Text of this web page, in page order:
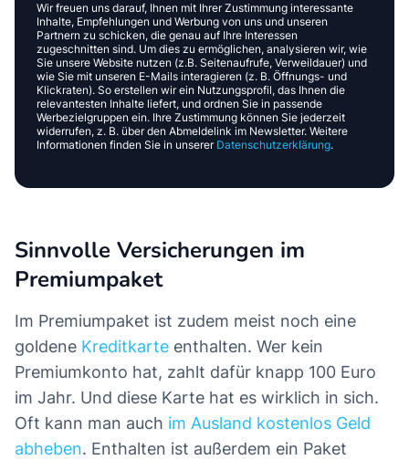
Wir freuen uns darauf, Ihnen mit Ihrer Zustimmung interessante
Inhalte, Empfehlungen und Werbung von uns und unseren
Partnern zu schicken, die genau auf Ihre Interessen
zugeschnitten sind. Um dies zu ermöglichen, analysieren wir, wie
Sie unsere Website nutzen (z.B. Seitenaufrufe, Verweildauer) und
wie Sie mit unseren E-Mails interagieren (z. B. Öffnungs- und
Klickraten). So erstellen wir ein Nutzungsprofil, das Ihnen die
relevantesten Inhalte liefert, und ordnen Sie in passende
Werbezielgruppen ein. Ihre Zustimmung können Sie jederzeit
widerrufen, z. B. über den Abmeldelink im Newsletter. Weitere
Informationen finden Sie in unserer Datenschutzerklärung.
Sinnvolle Versicherungen im
Premiumpaket
Im Premiumpaket ist zudem meist noch eine
goldene Kreditkarte enthalten. Wer kein
Premiumkonto hat, zahlt dafür knapp 100 Euro
im Jahr. Und diese Karte hat es wirklich in sich.
Oft kann man auch im Ausland kostenlos Geld
abheben. Enthalten ist außerdem ein Paket